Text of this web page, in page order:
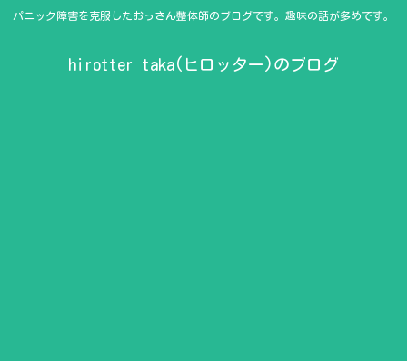
パニック障害を克服したおっさん整体師のブログです。趣味の話が多めです。
hirotter taka(ヒロッター)のブログ